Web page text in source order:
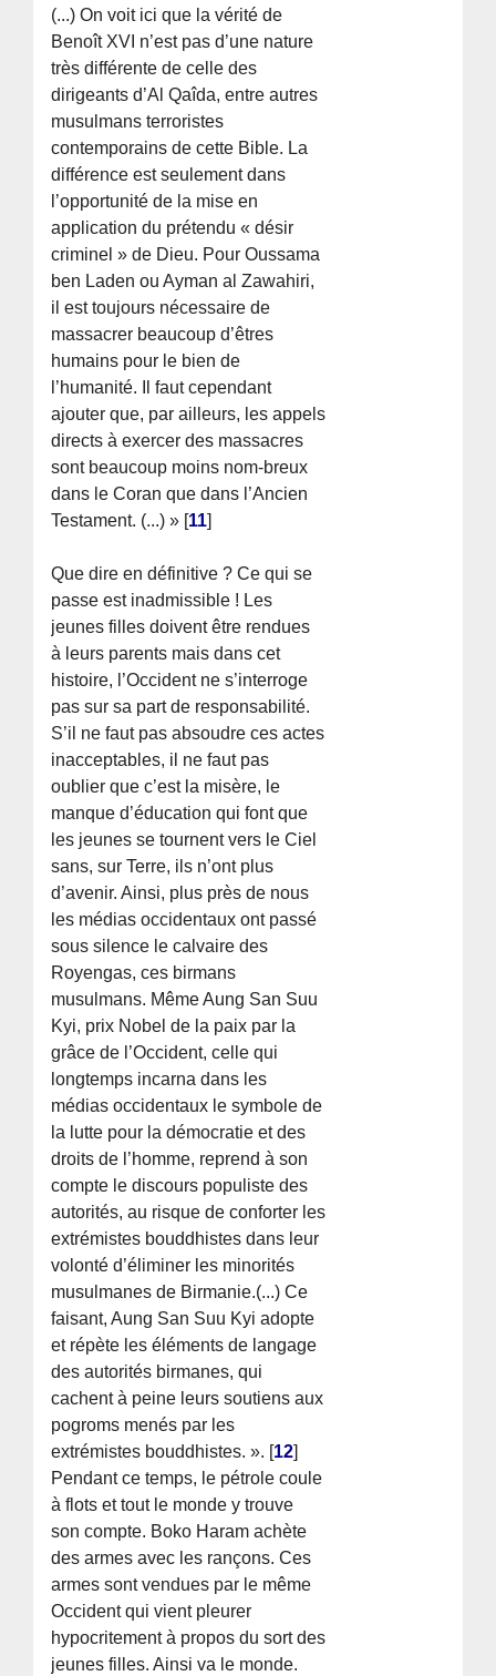
(...) On voit ici que la vérité de
Benoît XVI n’est pas d’une nature
très différente de celle des
dirigeants d’Al Qaîda, entre autres
musulmans terroristes
contemporains de cette Bible. La
différence est seulement dans
l’opportunité de la mise en
application du prétendu « désir
criminel » de Dieu. Pour Oussama
ben Laden ou Ayman al Zawahiri,
il est toujours nécessaire de
massacrer beaucoup d’êtres
humains pour le bien de
l’humanité. Il faut cependant
ajouter que, par ailleurs, les appels
directs à exercer des massacres
sont beaucoup moins nom-breux
dans le Coran que dans l’Ancien
Testament. (...) » [11]
Que dire en définitive ? Ce qui se
passe est inadmissible ! Les
jeunes filles doivent être rendues
à leurs parents mais dans cet
histoire, l’Occident ne s’interroge
pas sur sa part de responsabilité.
S’il ne faut pas absoudre ces actes
inacceptables, il ne faut pas
oublier que c’est la misère, le
manque d’éducation qui font que
les jeunes se tournent vers le Ciel
sans, sur Terre, ils n’ont plus
d’avenir. Ainsi, plus près de nous
les médias occidentaux ont passé
sous silence le calvaire des
Royengas, ces birmans
musulmans. Même Aung San Suu
Kyi, prix Nobel de la paix par la
grâce de l’Occident, celle qui
longtemps incarna dans les
médias occidentaux le symbole de
la lutte pour la démocratie et des
droits de l’homme, reprend à son
compte le discours populiste des
autorités, au risque de conforter les
extrémistes bouddhistes dans leur
volonté d’éliminer les minorités
musulmanes de Birmanie.(...) Ce
faisant, Aung San Suu Kyi adopte
et répète les éléments de langage
des autorités birmanes, qui
cachent à peine leurs soutiens aux
pogroms menés par les
extrémistes bouddhistes. ». [12]
Pendant ce temps, le pétrole coule
à flots et tout le monde y trouve
son compte. Boko Haram achète
des armes avec les rançons. Ces
armes sont vendues par le même
Occident qui vient pleurer
hypocritement à propos du sort des
jeunes filles. Ainsi va le monde.